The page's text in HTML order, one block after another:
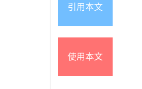
引用本文
使用本文